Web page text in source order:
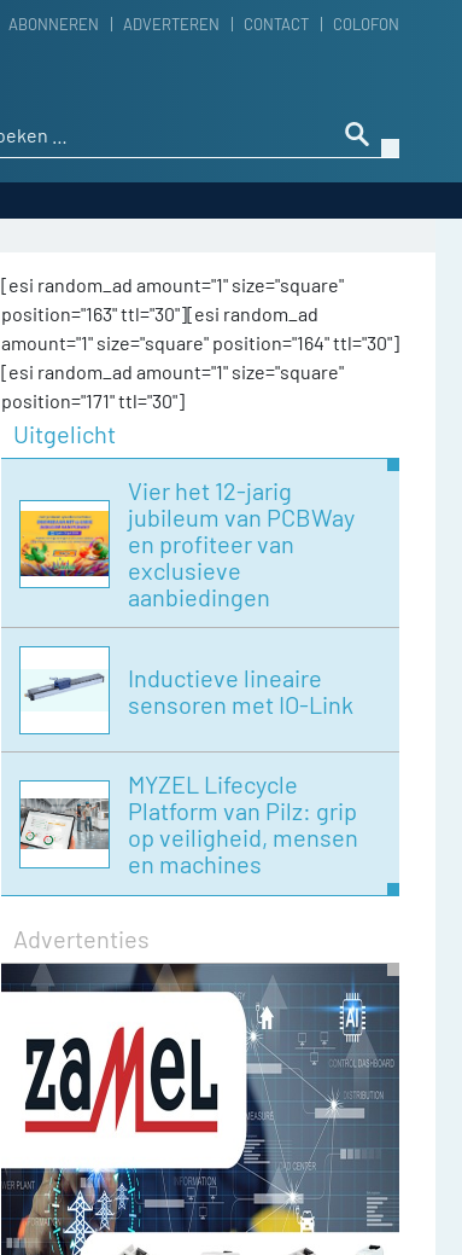
ABONNEREN ADVERTEREN CONTACT COLOFON
[esi random_ad amount="1" size="square"
position="163" ttl="30"][esi random_ad
amount="1" size="square" position="164" ttl="30"]
[esi random_ad amount="1" size="square"
position="171" ttl="30"]
Uitgelicht
Vier het 12-jarig
jubileum van PCBWay
en profiteer van
exclusieve
aanbiedingen
Inductieve lineaire
sensoren met IO-Link
MYZEL Lifecycle
Platform van Pilz: grip
op veiligheid, mensen
en machines
Advertenties